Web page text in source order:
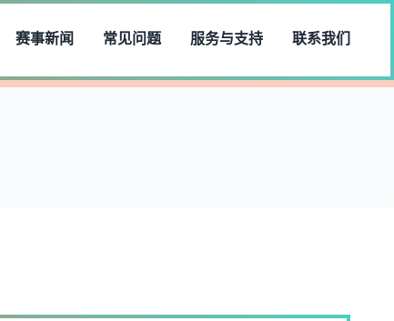
赛事新闻 常见问题 服务与支持 联系我们